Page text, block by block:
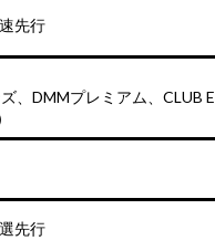
先行
、DMMプレミアム、CLUB E
先行